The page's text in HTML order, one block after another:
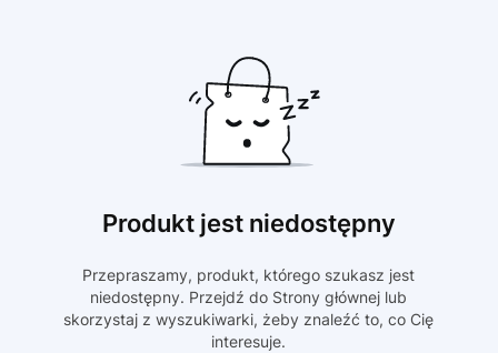
Produkt jest niedostępny
Przepraszamy, produkt, którego szukasz jest
niedostępny. Przejdź do Strony głównej lub
skorzystaj z wyszukiwarki, żeby znaleźć to, co Cię
interesuje.